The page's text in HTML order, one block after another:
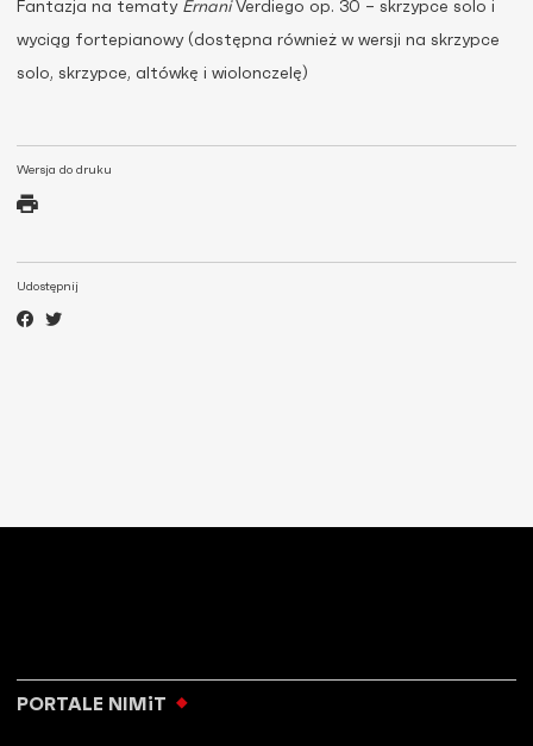
Wersja do druku
Udostępnij
Fantazja na tematy ErnaniVerdiego op. 30 – skrzypce solo i
wyciąg fortepianowy (dostępna również w wersji na skrzypce
solo, skrzypce, altówkę i wiolonczelę)
PORTALE NIMiT